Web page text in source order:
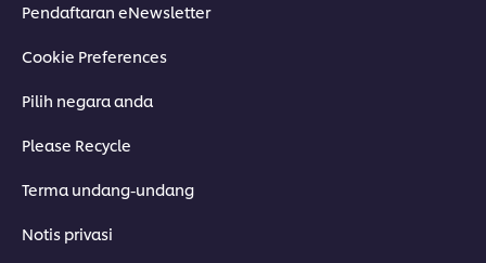
Pendaftaran eNewsletter
Cookie Preferences
Pilih negara anda
Please Recycle
Terma undang-undang
Notis privasi